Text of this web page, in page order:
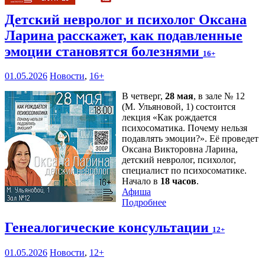
Детский невролог и психолог Оксана
Ларина расскажет, как подавленные
эмоции становятся болезнями 16+
01.05.2026 Новости, 16+
В четверг, 28 мая, в зале № 12
(М. Ульяновой, 1) состоится
лекция «Как рождается
психосоматика. Почему нельзя
подавлять эмоции?». Её проведет
Оксана Викторовна Ларина,
детский невролог, психолог,
специалист по психосоматике.
Начало в 18 часов.
Афиша
Подробнее
Генеалогические консультации 12+
01.05.2026 Новости, 12+